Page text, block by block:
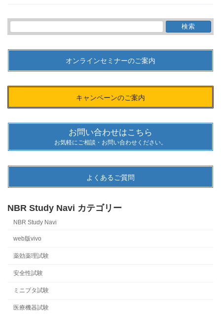
検
索:
オンラインセミナーのご案内
キャンペーンのご案内
お問い合わせはこちら
お気軽にご相談・お問い合わせください。
よくあるご質問
NBR Study Navi カテゴリー
NBR Study Navi
web版vivo
薬効薬理試験
安全性試験
ミニブタ試験
医療機器試験